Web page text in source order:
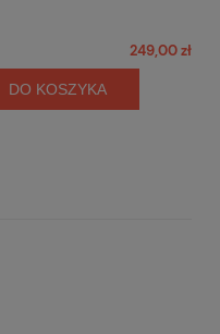
249,00 zł
DO KOSZYKA